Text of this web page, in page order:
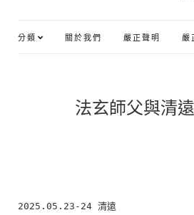
分類 關於我們 嚴正聲明 嚴
法玄師父與清
2025.05.23-24 清遠